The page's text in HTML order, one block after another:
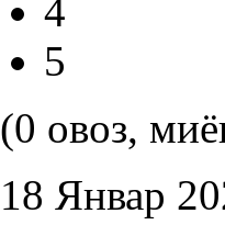
4
5
(0 овоз,
18 Январ